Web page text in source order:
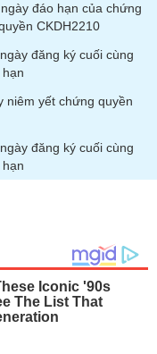
đáo hạn của chứng
CKDH2210
đăng ký cuối cùng
niêm yết chứng quyền
đăng ký cuối cùng
quan